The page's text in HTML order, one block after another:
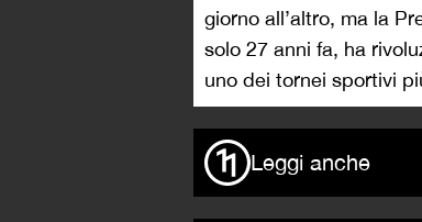
giorno all’altro, ma la
solo 27 anni fa, ha
uno dei tornei sportivi
Leggi anche